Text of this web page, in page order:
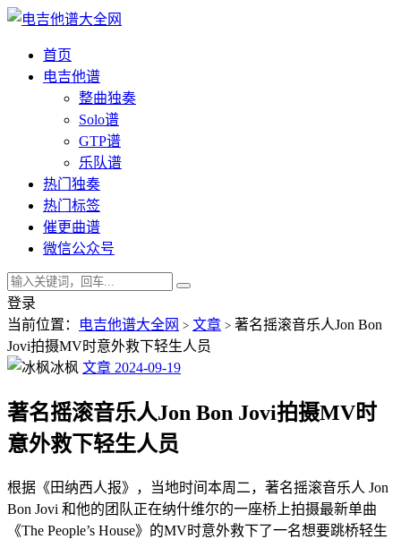
首页
电吉他谱
整曲独奏
Solo谱
GTP谱
乐队谱
热门独奏
热门标签
催更曲谱
微信公众号
登录
当前位置：
电吉他谱大全网 > 文章 > 著名摇滚音乐人Jon Bon
Jovi拍摄MV时意外救下轻生人员
冰枫 文章 2024-09-19
著名摇滚音乐人Jon Bon Jovi拍摄MV时
意外救下轻生人员
根据《田纳西人报》，当地时间本周二，著名摇滚音乐人 Jon
Bon Jovi 和他的团队正在纳什维尔的一座桥上拍摄最新单曲
《The People’s House》的MV时意外救下了一名想要跳桥轻生